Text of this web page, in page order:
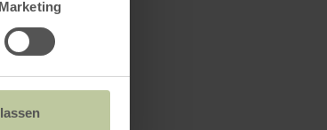
Marketing